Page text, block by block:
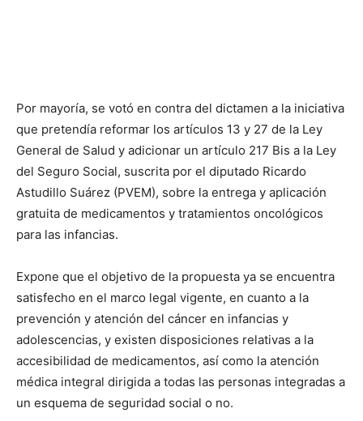
Por mayoría, se votó en contra del dictamen a la iniciativa
que pretendía reformar los artículos 13 y 27 de la Ley
General de Salud y adicionar un artículo 217 Bis a la Ley
del Seguro Social, suscrita por el diputado Ricardo
Astudillo Suárez (PVEM), sobre la entrega y aplicación
gratuita de medicamentos y tratamientos oncológicos
para las infancias.
Expone que el objetivo de la propuesta ya se encuentra
satisfecho en el marco legal vigente, en cuanto a la
prevención y atención del cáncer en infancias y
adolescencias, y existen disposiciones relativas a la
accesibilidad de medicamentos, así como la atención
médica integral dirigida a todas las personas integradas a
un esquema de seguridad social o no.